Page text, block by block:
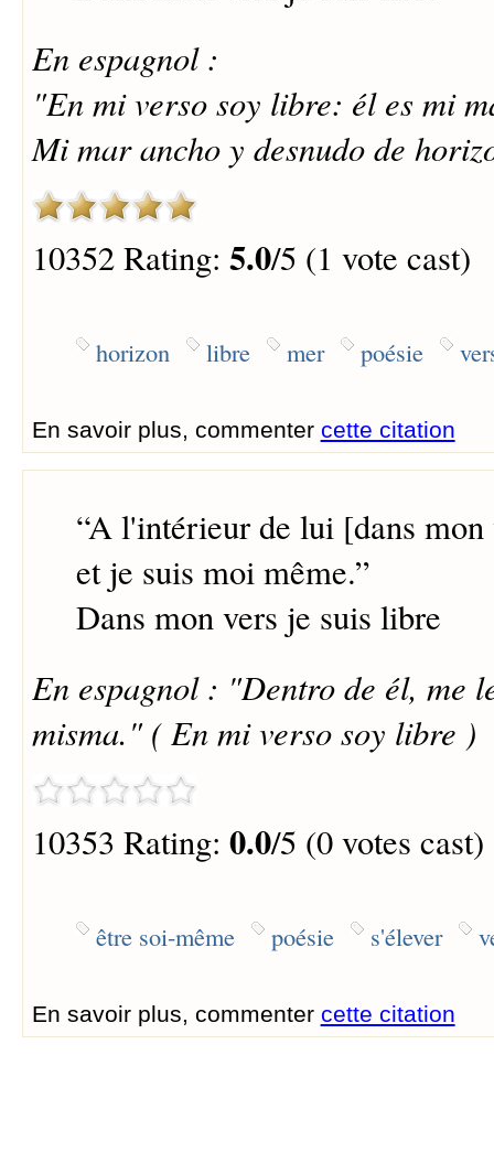
En espagnol :
"En mi verso soy libre: él es mi
Mi mar ancho y desnudo de
10352 Rating: 5.0/5 (1 vote cast)
horizon libre mer poésie
En savoir plus, commenter cette citation
“A l'intérieur de lui [dans mon
et je suis moi même.”
Dans mon vers je suis libre
En espagnol : "Dentro de él, me
misma." ( En mi verso soy libre )
10353 Rating: 0.0/5 (0 votes cast)
être soi-même poésie s'élever
En savoir plus, commenter cette citation